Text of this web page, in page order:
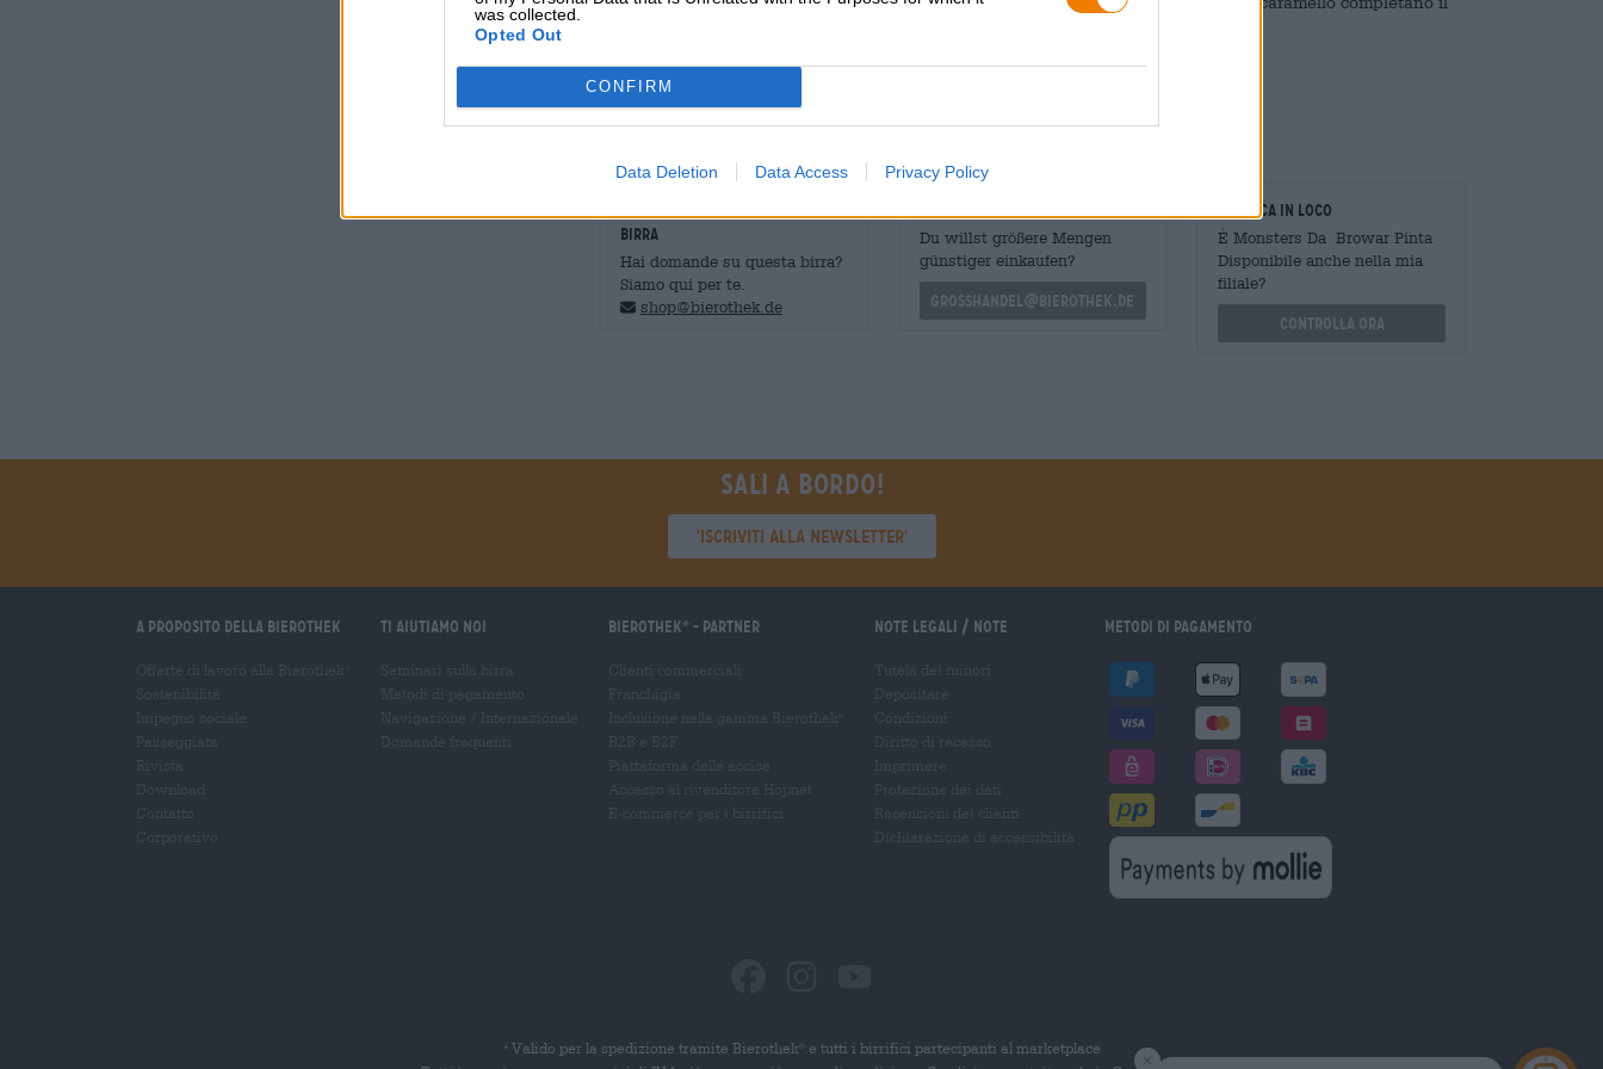
was collected.
Opted Out
CONFIRM
Data Deletion Data Access Privacy Policy
Birra dagli amanti della birra per gli amanti della birra!
BIRRA
Hai domande su questa birra?
Siamo qui per te.
shop@bierothek.de
Du willst größere Mengen
günstiger einkaufen?
grosshandel@bierothek.de
Verifica in loco
È Monsters Da Browar Pinta
Disponibile anche nella mia
filiale?
Controlla ora
Sali a bordo!
'Iscriviti alla newsletter'
A proposito della Bierothek Ti aiutiamo noi Bierothek - Partner Note legali / Note Metodi di pagamento
* Valido per la spedizione tramite Bierothek
e tutti i birrifici partecipanti al marketplace